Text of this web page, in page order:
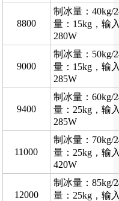
8800
制冰量：40kg/
量：15kg，输
280W
9000
制冰量：50kg/
量：15kg，输
285W
9400
制冰量：60kg/
量：25kg，输
285W
11000
制冰量：70kg/
量：25kg，输
420W
12000
制冰量：85kg/
量：25kg，输